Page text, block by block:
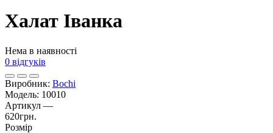
Халат Іванка
Нема в наявності
0 відгуків
Виробник: Bochi
Модель: 10010
Артикул —
620грн.
Розмір